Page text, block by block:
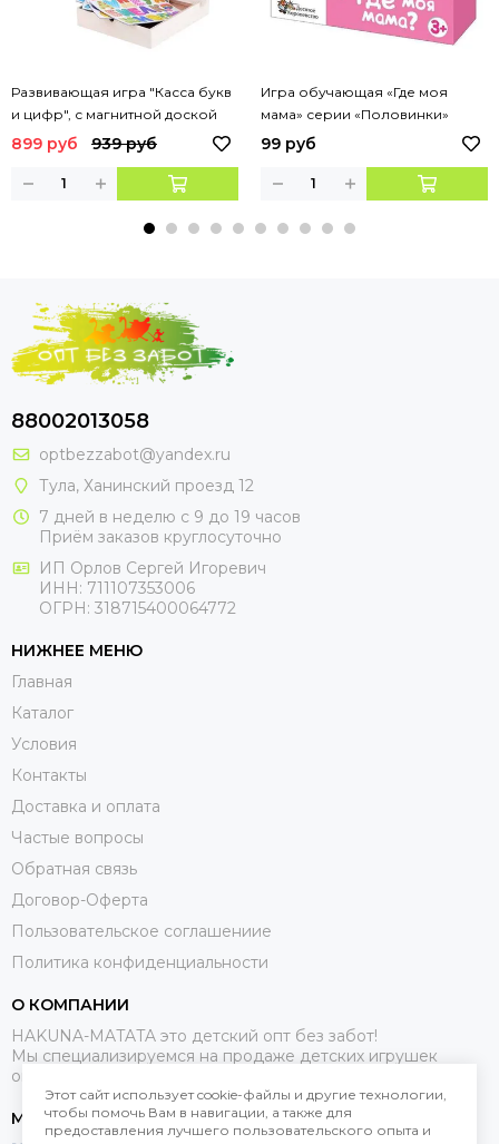
Развивающая игра "Касса букв
и цифр", с магнитной доской
899 руб 939 руб
Игра обучающая «Где моя
мама» серии «Половинки»
99 руб
88002013058
optbezzabot@yandex.ru
Тула, Ханинский проезд 12
7 дней в неделю с 9 до 19 часов
Приём заказов круглосуточно
ИП Орлов Сергей Игоревич
ИНН: 711107353006
ОГРН: 318715400064772
НИЖНЕЕ МЕНЮ
Главная
Каталог
Условия
Контакты
Доставка и оплата
Частые вопросы
Обратная связь
Договор-Оферта
Пользовательское соглашениие
Политика конфиденциальности
О КОМПАНИИ
HAKUNA-MATATA это детский опт без забот!
Мы специализируемся на продаже детских игрушек
оптом.
МЕССЕНДЖЕРЫ
Этот сайт использует cookie-файлы и другие технологии,
чтобы помочь Вам в навигации, а также для
предоставления лучшего пользовательского опыта и